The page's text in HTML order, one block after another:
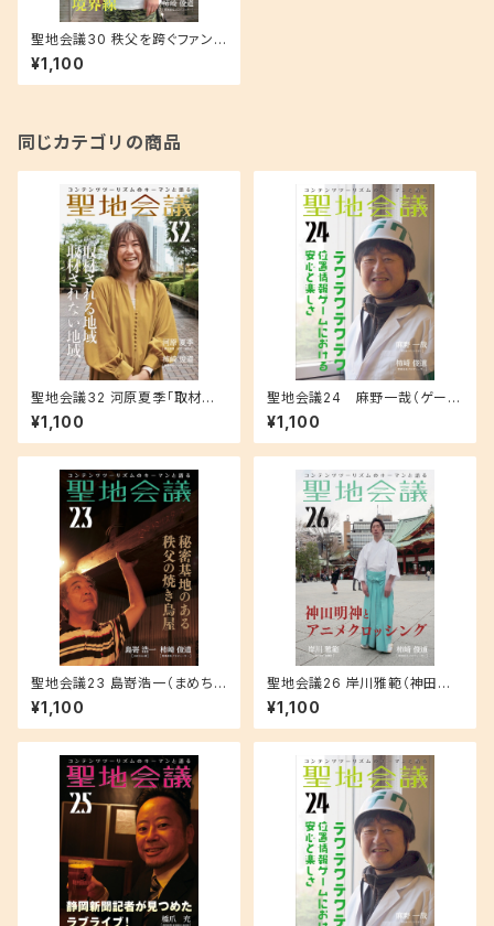
聖地会議30 秩父を跨ぐファンと
公式の境界線
¥1,100
同じカテゴリの商品
聖地会議32 河原夏季「取材さ
れる地域 取材されない地域」
¥1,100
聖地会議24 麻野一哉（ゲーム
クリエイター）「テクテクテクテ
ク 位置情報ゲームにおける安
心と楽しさ」
¥1,100
聖地会議23 島嵜浩一（まめちゃ
ん家） 秘密基地のある秩父の焼
き鳥屋
¥1,100
聖地会議26 岸川雅範（神田神
社 権禰宜）「神田明神とアニメク
ロッシング」
¥1,100